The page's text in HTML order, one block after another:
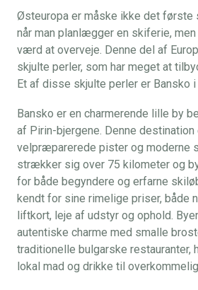
Østeuropa er måske ikke det første
når man planlægger en skiferie,
værd at overveje. Denne del af
skjulte perler, som har meget at
Et af disse skjulte perler er Bansko i
Bansko er en charmerende lille by
af Pirin-bjergene. Denne
velpræparerede pister og moderne
strækker sig over 75 kilometer og
for både begyndere og erfarne
kendt for sine rimelige priser, både
liftkort, leje af udstyr og ophold.
autentiske charme med smalle
traditionelle bulgarske restauranter,
lokal mad og drikke til